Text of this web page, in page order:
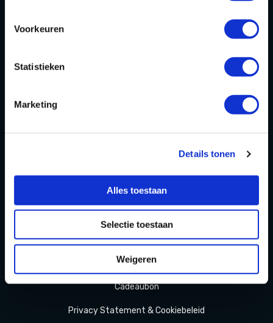
Voorkeuren
Statistieken
Marketing
Details tonen
Alles toestaan
Selectie toestaan
Weigeren
Blog
Contact
Partners Playdôme Roosendaal
Cadeaubon
Privacy Statement & Cookiebeleid